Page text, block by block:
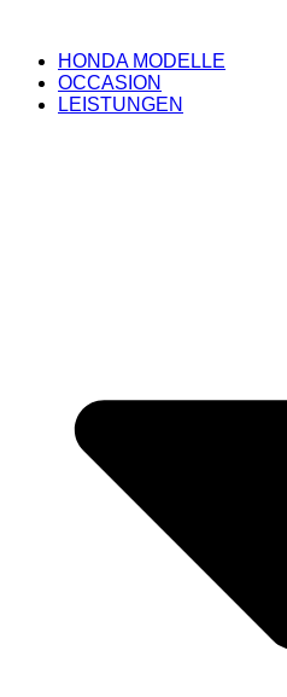
HONDA MODELLE
OCCASION
LEISTUNGEN